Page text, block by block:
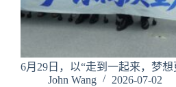
6月29日，以“走到一起来，梦
John Wang
2026-07-02